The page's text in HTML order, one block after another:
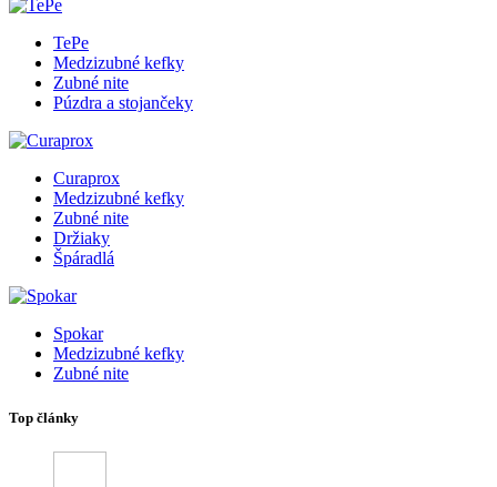
TePe
Medzizubné kefky
Zubné nite
Púzdra a stojančeky
Curaprox
Medzizubné kefky
Zubné nite
Držiaky
Špáradlá
Spokar
Medzizubné kefky
Zubné nite
Top články